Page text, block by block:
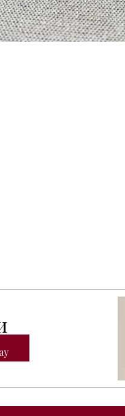
доступ к